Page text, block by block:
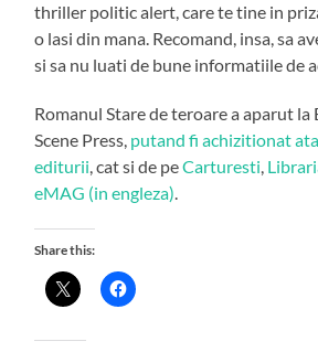
thriller politic alert, care te tine in
o lasi din mana. Recomand, insa, sa
si sa nu luati de bune informatiile de
Romanul Stare de teroare a aparut
Scene Press, putand fi achizitionat
editurii, cat si de peCarturesti,
eMAG (in engleza).
Share this: